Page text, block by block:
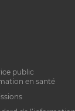
public
en santé